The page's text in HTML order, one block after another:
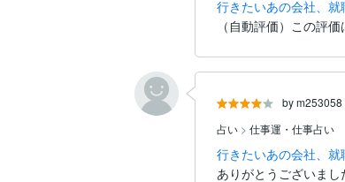
行きたいあの会社、就
（自動評価）この評
by m253058
占い > 仕事運・仕事占い
行きたいあの会社、就
ありがとうございまし